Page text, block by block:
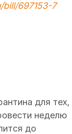
697153-7
для тех,
неделю
до